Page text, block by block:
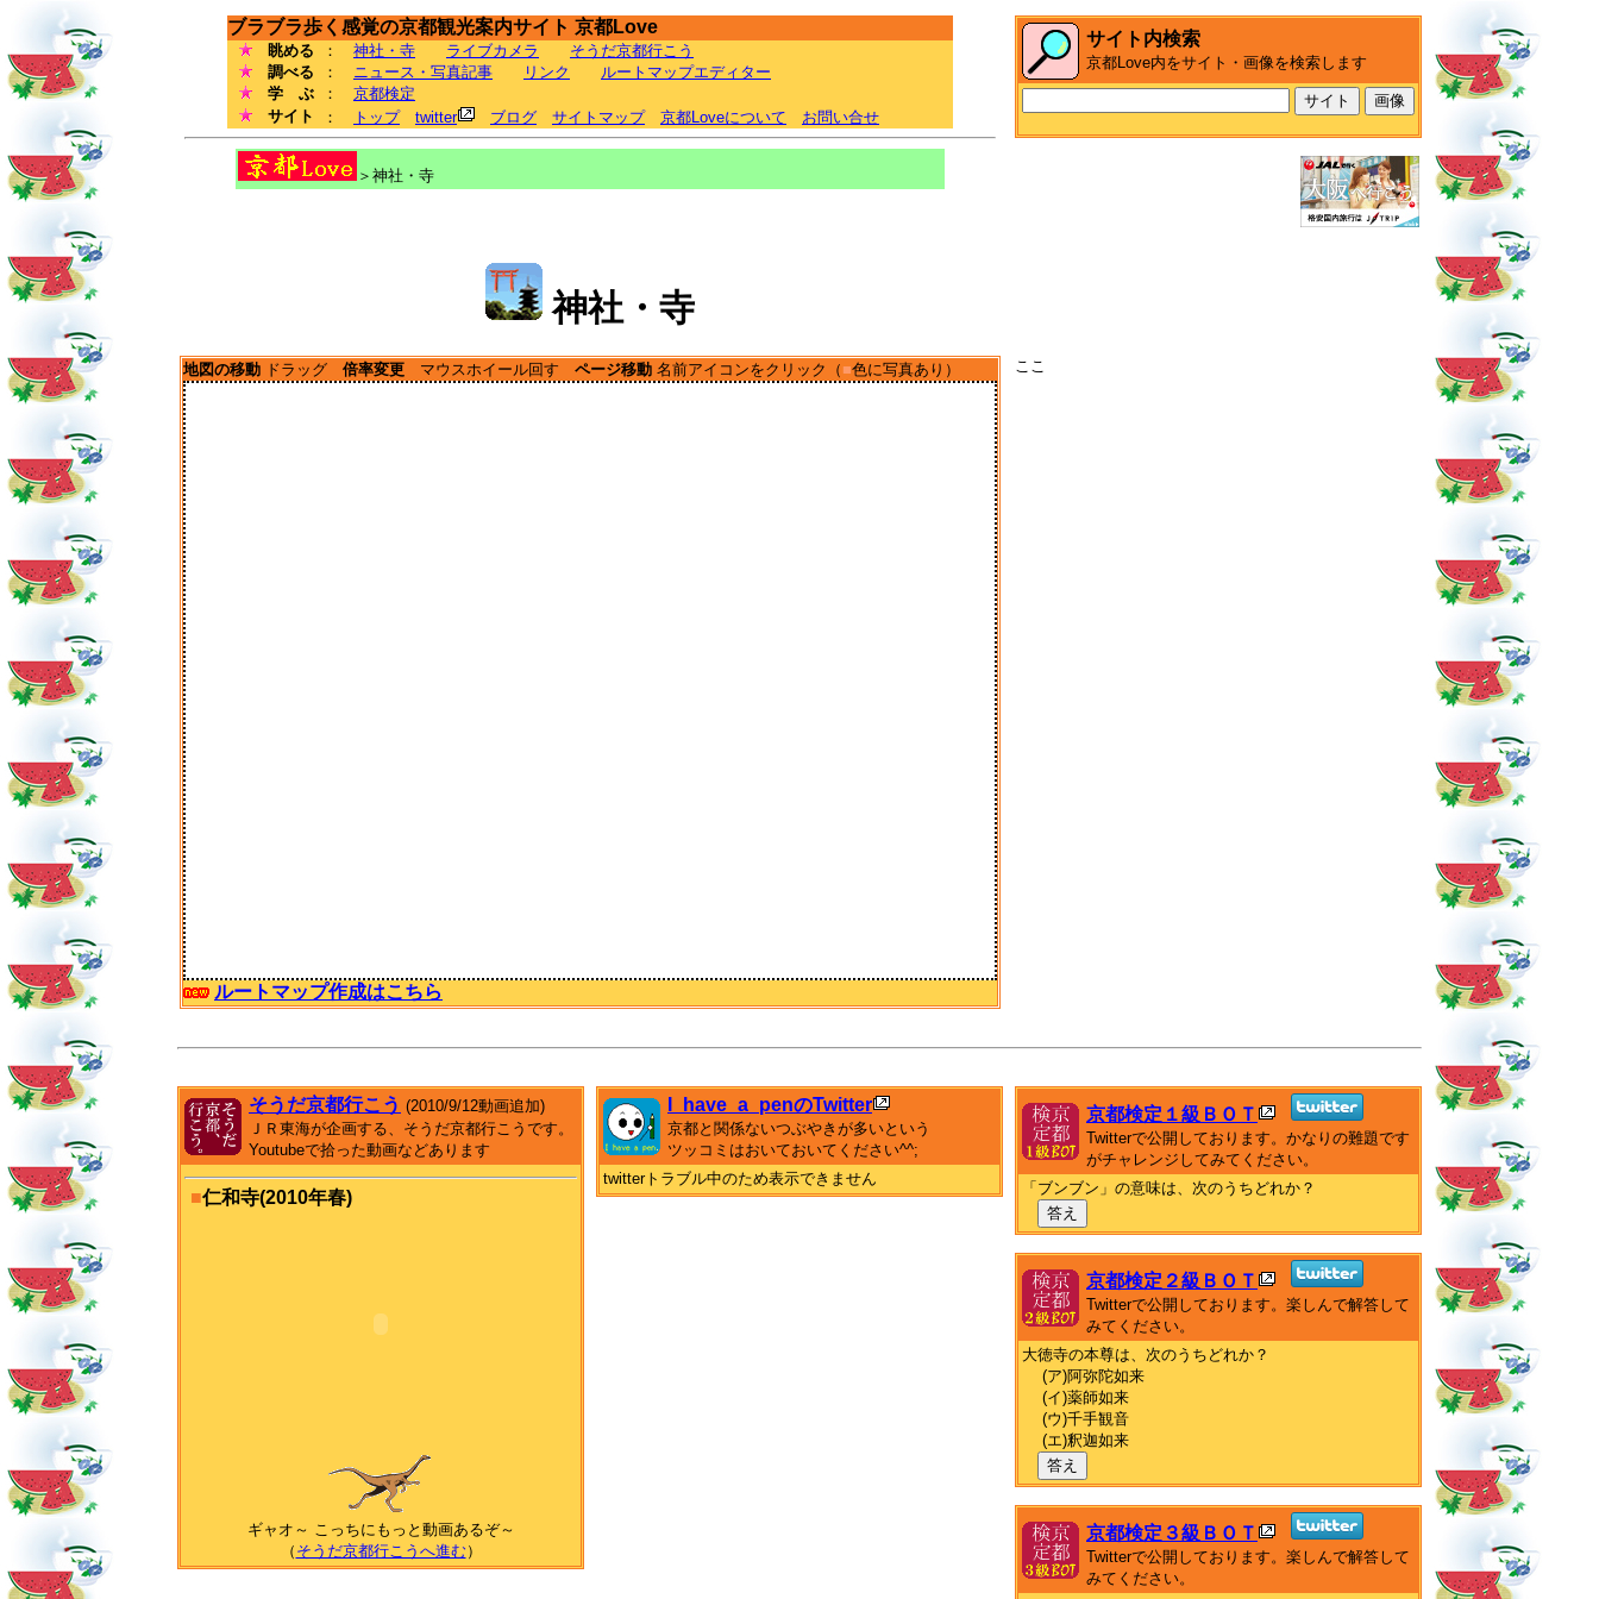
ブラブラ歩く感覚の京都観光案内サイト 京都Love
眺める ： 神社・寺 ライブカメラ
そうだ京都行こう
調べる
： ニュース・写真記事 リンク
ルートマップエディター
学 ぶ
： 京都検定
サイト
： トップ twitter ブログ サイトマップ 京都Loveについて お問い合せ
＞神社・寺
神社・寺
サイト内検索
京都Love内をサイト・画像を検索します
地図の移動 ドラッグ 倍率変更 マウスホイール回す ページ移動 名前アイコンをクリック（ ■色に写真あり）
ルートマップ作成はこちら
ここ
そうだ京都行こう (2010/9/12動画追加)
ＪＲ東海が企画する、そうだ京都行こうです。
Youtubeで拾った動画などあります
■仁和寺(2010年春)
ギャオ～ こっちにもっと動画あるぞ～
（ そうだ京都行こうへ進む）
I_have_a_penのTwitter
京都と関係ないつぶやきが多いという
ツッコミはおいておいてください^^;
twitterトラブル中のため表示できません
京都検定１級ＢＯＴ
Twitterで公開しております。かなりの難題です
がチャレンジしてみてください。
「ブンブン」の意味は、次のうちどれか？
答え
京都検定２級ＢＯＴ
Twitterで公開しております。楽しんで解答して
みてください。
大徳寺の本尊は、次のうちどれか？
(ア)阿弥陀如来
(イ)薬師如来
(ウ)千手観音
(エ)釈迦如来
答え
京都検定３級ＢＯＴ
Twitterで公開しております。楽しんで解答して
みてください。